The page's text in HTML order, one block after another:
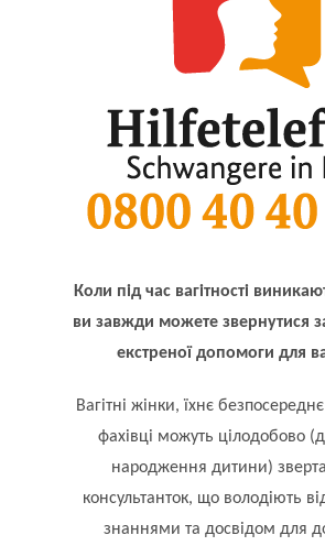
Коли під час вагітності
ви завжди можете звернутися
екстреної допомоги для
Вагітні жінки, їхнє
фахівці можуть цілодобово
народження дитини)
консультанток, що володіють
знаннями та досвідом для